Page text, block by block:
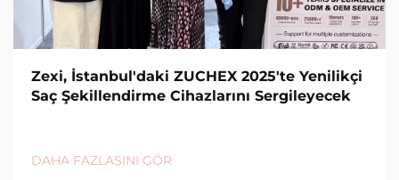
Zexi, İstanbul'daki ZUCHEX 2025'te Yenilikçi
Saç Şekillendirme Cihazlarını Sergileyecek
DAHA FAZLASINI GÖR